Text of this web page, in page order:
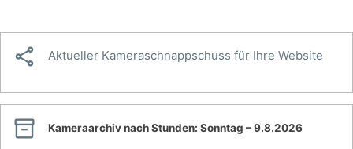
 Aktueller Kameraschnappschuss für Ihre Website
 Kameraarchiv nach Stunden: Sonntag – 9.8.2026